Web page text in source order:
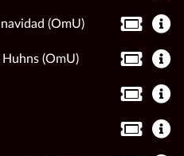
(OmU)
(OmU)